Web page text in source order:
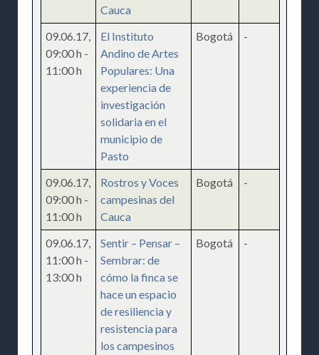
Cauca
09.06.17,
09:00 h -
11:00 h
El Instituto
Andino de Artes
Populares: Una
experiencia de
investigación
solidaria en el
municipio de
Pasto
Bogotá -
09.06.17,
09:00 h -
11:00 h
Rostros y Voces
campesinas del
Cauca
Bogotá -
09.06.17,
11:00 h -
13:00 h
Sentir – Pensar –
Sembrar: de
cómo la finca se
hace un espacio
de resiliencia y
resistencia para
los campesinos
Bogotá -